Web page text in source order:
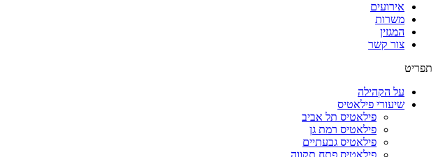
אירועים
משרות
המגזין
צור קשר
תפריט
על הקהילה
שיעורי פילאטיס
פילאטיס תל אביב
פילאטיס רמת גן
פילאטיס גבעתיים
פילאטיס פתח תקווה